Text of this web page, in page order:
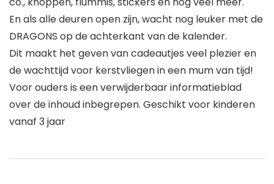
En als alle deuren open zijn, wacht nog leuker met de
DRAGONS op de achterkant van de kalender.
Dit maakt het geven van cadeautjes veel plezier en
de wachttijd voor kerstvliegen in een mum van tijd!
Voor ouders is een verwijderbaar informatieblad
over de inhoud inbegrepen. Geschikt voor kinderen
vanaf 3 jaar